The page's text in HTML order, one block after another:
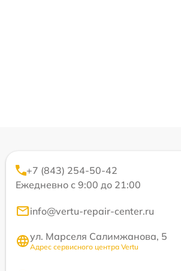
+7 (843) 254-50-42
Ежедневно с 9:00 до 21:00
info@vertu-repair-center.ru
ул. Марселя Салимжанова, 5
Адрес сервисного центра Vertu